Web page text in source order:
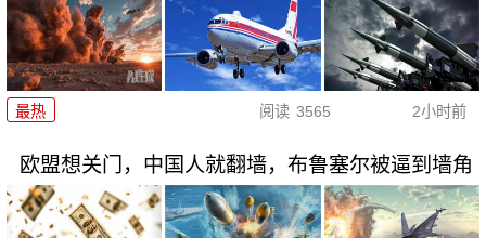
最热 阅读 3565 2小时前
欧盟想关门，中国人就翻墙，布鲁塞尔被逼到墙角